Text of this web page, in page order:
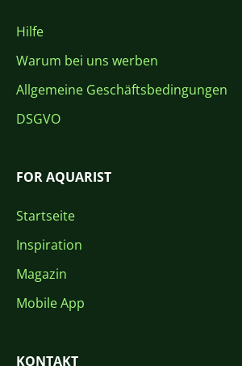
Hilfe
Warum bei uns werben
Allgemeine Geschäftsbedingungen
DSGVO
FOR AQUARIST
Startseite
Inspiration
Magazin
Mobile App
KONTAKT